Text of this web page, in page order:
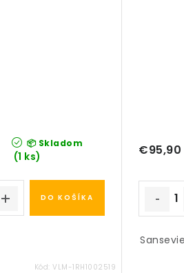
📦 Skladom
(1 ks)
DO KOŠÍKA
Kód:VLM-1RH1002519
€95,90